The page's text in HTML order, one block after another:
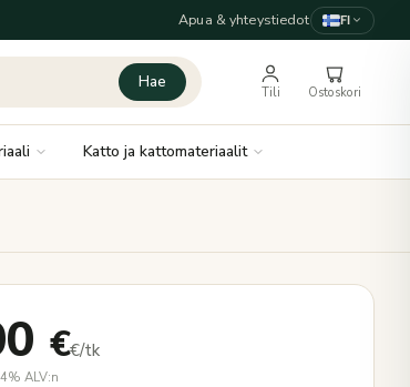
Apua & yhteystiedot FI
Hae
Tili Ostoskori
Katto ja kattomateriaalit
€€/tk
ALV:n